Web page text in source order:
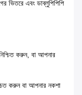
ভিতরে এবং ডাব্লুপিপিপি
করুন, বা আপনার
করুন বা আপনার নকশা